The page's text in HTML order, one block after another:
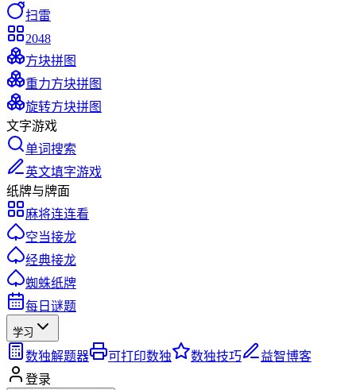
扫雷
2048
方块拼图
重力方块拼图
旋转方块拼图
文字游戏
单词搜索
英文填字游戏
纸牌与牌面
麻将连连看
空当接龙
经典接龙
蜘蛛纸牌
每日谜题
学习
数独解题器 可打印数独 数独技巧
益智博客
登录